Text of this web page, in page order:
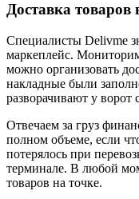
Доставка товаров
Специалисты Delivme
маркеплейс.
можно организовать
накладные были
разворачивают у ворот
Отвечаем за груз
полном объеме, если
потерялось при
терминале. В любой
товаров на точке.